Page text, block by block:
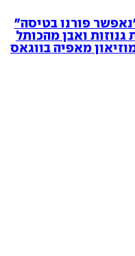
פורנו בטיסה"
ואבן מהכותל
מאפיה בווגאס